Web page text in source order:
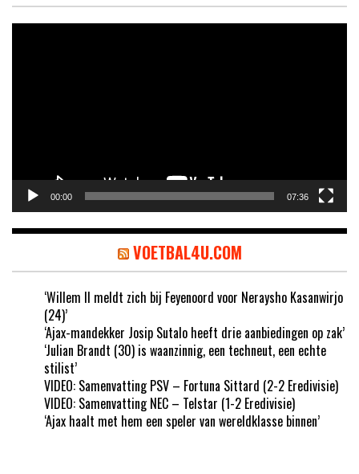
00:00 07:36
VOETBAL4U.COM
‘Willem II meldt zich bij Feyenoord voor Neraysho Kasanwirjo
(24)’
‘Ajax-mandekker Josip Sutalo heeft drie aanbiedingen op zak’
‘Julian Brandt (30) is waanzinnig, een techneut, een echte
stilist’
VIDEO: Samenvatting PSV – Fortuna Sittard (2-2 Eredivisie)
VIDEO: Samenvatting NEC – Telstar (1-2 Eredivisie)
‘Ajax haalt met hem een speler van wereldklasse binnen’